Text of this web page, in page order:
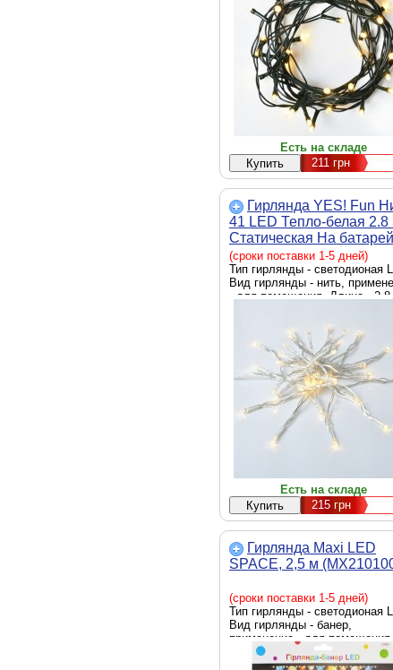
Есть на складе
211 грн
Гирлянда YES! Fun
41 LED Тепло-белая 2.8
Статическая На
(975054)
(сроки поставки 1-5 дней)
Тип гирлянды - светодионая
Вид гирлянды - нить,
- для помещения, Длина -
Есть на складе
215грн
Гирлянда Maxi LED
SPACE, 2,5 м
(сроки поставки 1-5 дней)
Тип гирлянды - светодионая
Вид гирлянды - банер,
применение - для помещения,
Длина - 2.5 м